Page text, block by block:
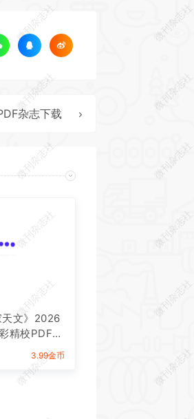
杂志下载
天文》2026
精校PDF杂
3.99金币
微刊杂志社 微刊杂志社
微刊杂志社 微刊杂志社
微刊杂志社 微刊杂志社
微刊杂志社 微刊杂志社
微刊杂志社 微刊杂志社
微刊杂志社 微刊杂志社